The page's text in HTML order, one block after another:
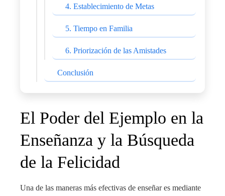
4. Establecimiento de Metas
5. Tiempo en Familia
6. Priorización de las Amistades
Conclusión
El Poder del Ejemplo en la
Enseñanza y la Búsqueda
de la Felicidad
Una de las maneras más efectivas de enseñar es mediante